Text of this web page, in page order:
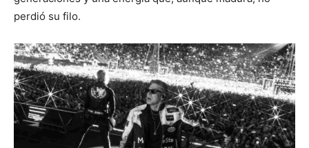
perdió su filo.